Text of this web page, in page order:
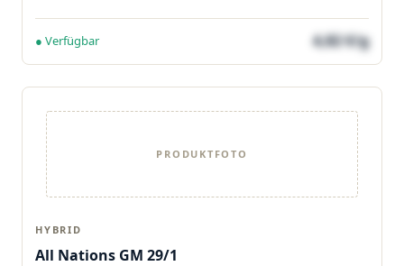
● Verfügbar 4,82 €/g
PRODUKTFOTO
HYBRID
All Nations GM 29/1